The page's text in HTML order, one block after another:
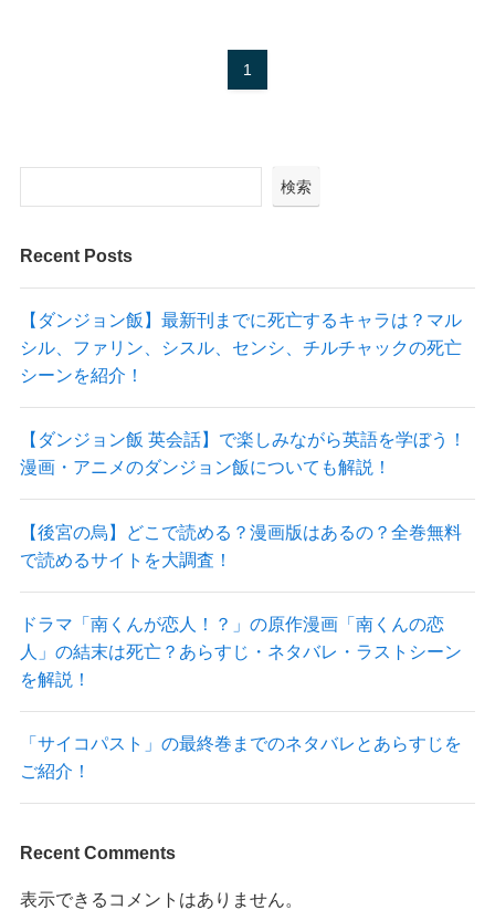
1
検索
Recent Posts
【ダンジョン飯】最新刊までに死亡するキャラは？マル
シル、ファリン、シスル、センシ、チルチャックの死亡
シーンを紹介！
【ダンジョン飯 英会話】で楽しみながら英語を学ぼう！
漫画・アニメのダンジョン飯についても解説！
【後宮の烏】どこで読める？漫画版はあるの？全巻無料
で読めるサイトを大調査！
ドラマ「南くんが恋人！？」の原作漫画「南くんの恋
人」の結末は死亡？あらすじ・ネタバレ・ラストシーン
を解説！
「サイコパスト」の最終巻までのネタバレとあらすじを
ご紹介！
Recent Comments
表示できるコメントはありません。